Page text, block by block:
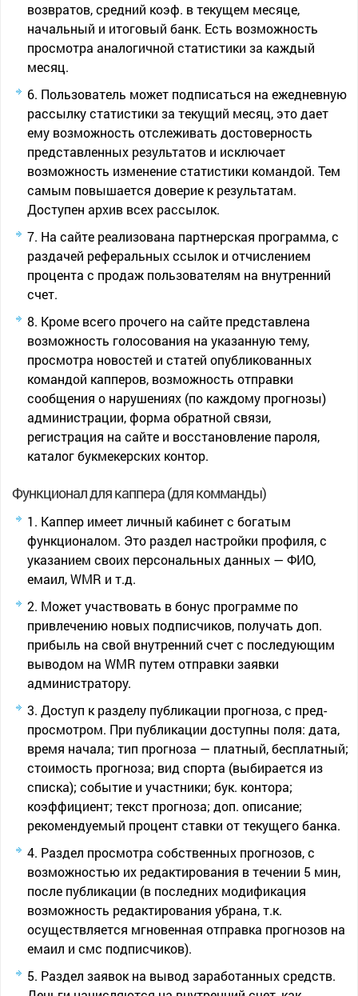
возвратов, средний коэф. в текущем месяце,
начальный и итоговый банк. Есть возможность
просмотра аналогичной статистики за каждый
месяц.
Пользователь может подписаться на ежедневную
рассылку статистики за текущий месяц, это дает
ему возможность отслеживать достоверность
представленных результатов и исключает
возможность изменение статистики командой. Тем
самым повышается доверие к результатам.
Доступен архив всех рассылок.
На сайте реализована партнерская программа, с
раздачей реферальных ссылок и отчислением
процента с продаж пользователям на внутренний
счет.
Кроме всего прочего на сайте представлена
возможность голосования на указанную тему,
просмотра новостей и статей опубликованных
командой капперов, возможность отправки
сообщения о нарушениях (по каждому прогнозы)
администрации, форма обратной связи,
регистрация на сайте и восстановление пароля,
каталог букмекерских контор.
Функционал для каппера (для комманды)
Каппер имеет личный кабинет с богатым
функционалом. Это раздел настройки профиля, с
указанием своих персональных данных — ФИО,
емаил, WMR и т.д.
Может участвовать в бонус программе по
привлечению новых подписчиков, получать доп.
прибыль на свой внутренний счет с последующим
выводом на WMR путем отправки заявки
администратору.
Доступ к разделу публикации прогноза, с пред-
просмотром. При публикации доступны поля: дата,
время начала; тип прогноза — платный, бесплатный;
стоимость прогноза; вид спорта (выбирается из
списка); событие и участники; бук. контора;
коэффициент; текст прогноза; доп. описание;
рекомендуемый процент ставки от текущего банка.
Раздел просмотра собственных прогнозов, с
возможностью их редактирования в течении 5 мин,
после публикации (в последних модификация
возможность редактирования убрана, т.к.
осуществляется мгновенная отправка прогнозов на
емаил и смс подписчиков).
Раздел заявок на вывод заработанных средств.